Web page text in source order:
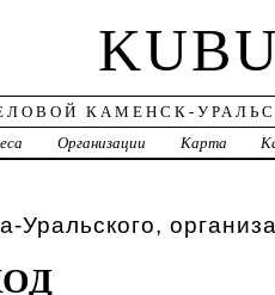
КАМЕНСК-
Организации Карта
Уральского,